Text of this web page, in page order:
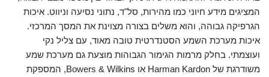
המציגים מידע חיוני כמו מהירות, סל"ד, נתוני נסיעה וניווט. איכות
הגרפיקה גבוהה, והוא משלים בצורה מצוינת את המסך המרכזי.
איכות מערכת השמע הסטנדרטית טובה מאוד, עם צליל נקי
ועוצמתי. בחלק מרמות הגימור הגבוהות מוצעת גם מערכת שמע
משודרגת של Harman Kardon או Bowers & Wilkins, המספקת